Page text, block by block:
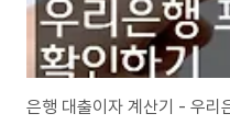
은행 대출이자 계산기 - 우리